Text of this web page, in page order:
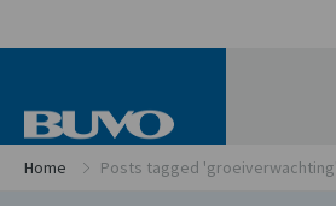
Home Posts tagged 'groeiverwachting'